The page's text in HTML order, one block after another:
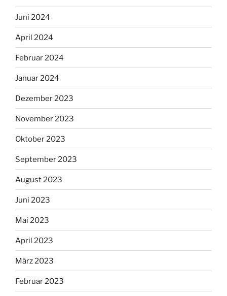
Juni 2024
April 2024
Februar 2024
Januar 2024
Dezember 2023
November 2023
Oktober 2023
September 2023
August 2023
Juni 2023
Mai 2023
April 2023
März 2023
Februar 2023